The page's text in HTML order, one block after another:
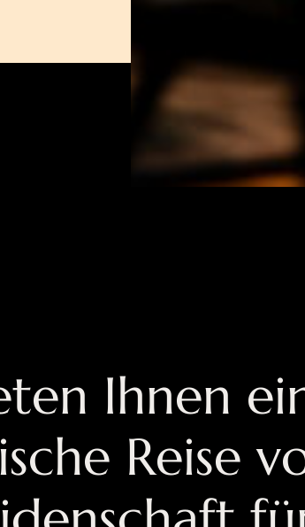
Ihnen
Reise